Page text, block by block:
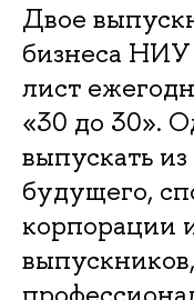
Двое
бизнеса
лист
«30 до 30».
выпускать
будущего,
корпорации